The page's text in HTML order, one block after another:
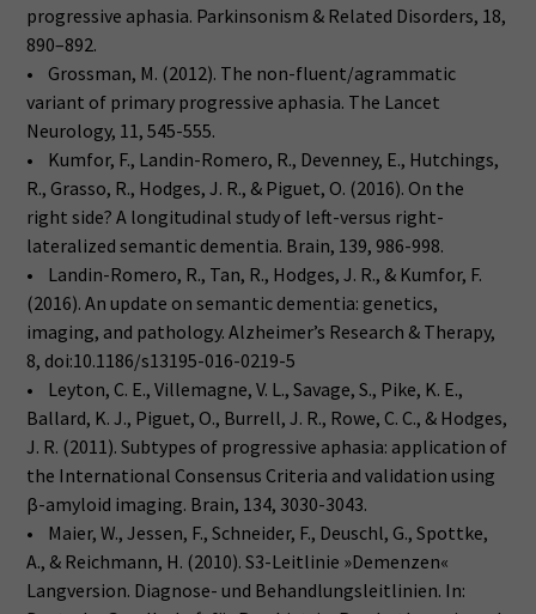
progressive aphasia. Parkinsonism & Related Disorders, 18,
890–892.
• Grossman, M. (2012). The non-fluent/agrammatic
variant of primary progressive aphasia. The Lancet
Neurology, 11, 545-555.
• Kumfor, F., Landin-Romero, R., Devenney, E., Hutchings,
R., Grasso, R., Hodges, J. R., & Piguet, O. (2016). On the
right side? A longitudinal study of left-versus right-
lateralized semantic dementia. Brain, 139, 986-998.
• Landin-Romero, R., Tan, R., Hodges, J. R., & Kumfor, F.
(2016). An update on semantic dementia: genetics,
imaging, and pathology. Alzheimer’s Research & Therapy,
8, doi:10.1186/s13195-016-0219-5
• Leyton, C. E., Villemagne, V. L., Savage, S., Pike, K. E.,
Ballard, K. J., Piguet, O., Burrell, J. R., Rowe, C. C., & Hodges,
J. R. (2011). Subtypes of progressive aphasia: application of
the International Consensus Criteria and validation using
β-amyloid imaging. Brain, 134, 3030-3043.
• Maier, W., Jessen, F., Schneider, F., Deuschl, G., Spottke,
A., & Reichmann, H. (2010). S3-Leitlinie »Demenzen«
Langversion. Diagnose- und Behandlungsleitlinien. In: